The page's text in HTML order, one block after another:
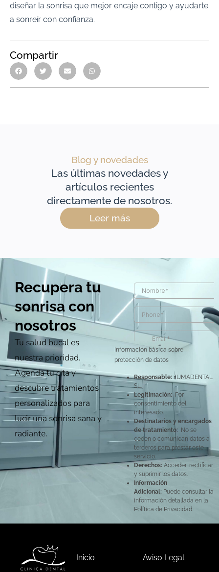
diseñar la sonrisa que mejor encaje contigo y ayudarte
a sonreír con confianza.
Compartir
Blog y novedades
Las últimas novedades y
artículos recientes
directamente de nosotros.
Leer más
Recupera tu
sonrisa con
nosotros
Tu salud bucal es
nuestra prioridad.
Agenda tu cita y
descubre tratamientos
personalizados para
lucir una sonrisa sana y
radiante.
Información básica sobre
protección de datos
Responsable: JUMADENTAL
SL.
Legitimación: Por
consentimiento del
interesado.
Destinatarios y encargados
de tratamiento: No se
ceden o comunican datos a
terceros para prestar este
servicio.
Derechos: Acceder, rectificar
y suprimir los datos.
Información
Adicional: Puede consultar la
información detallada en la
Política de Privacidad
Inicio Aviso Legal